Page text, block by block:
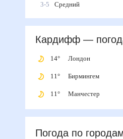
3-5
Средний
Кардифф —
14° Лондон
11° Бирмингем
11° Манчестер
Погода по